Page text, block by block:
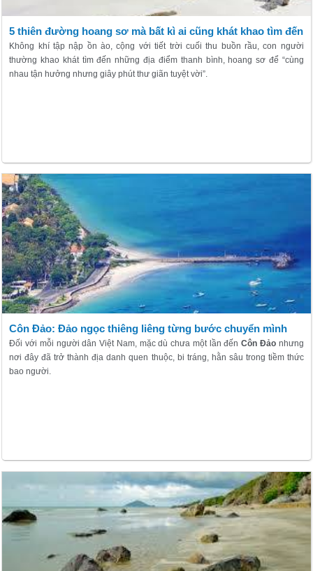
5 thiên đường hoang sơ mà bất kì ai cũng khát khao tìm đến
Không khí tập nập ồn ào, cộng với tiết trời cuối thu buồn rầu, con người
thường khao khát tìm đến những địa điểm thanh bình, hoang sơ để “cùng
nhau tận hưởng nhưng giây phút thư giãn tuyệt vời”.
Côn Đảo: Đảo ngọc thiêng liêng từng bước chuyển mình
Đối với mỗi người dân Việt Nam, mặc dù chưa một lần đếnCôn Đảo nhưng
nơi đây đã trở thành địa danh quen thuộc, bi tráng, hằn sâu trong tiềm thức
bao người.